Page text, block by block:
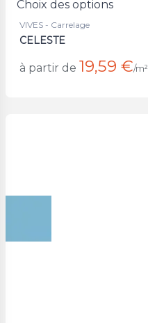
Choix des options
VIVES - Carrelage
CELESTE
à partir de 19,59 €/m²